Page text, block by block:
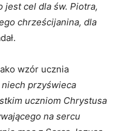
cel dla św. Piotra,
chrześcijanina, dla
wzór ucznia
przyświeca
uczniom Chrystusa
na sercu